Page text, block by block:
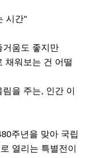
시간"
거움도 좋지만
채워보는 건 어떨
을 주는, 인간 이
주년을 맞아 국립
열리는 특별전이